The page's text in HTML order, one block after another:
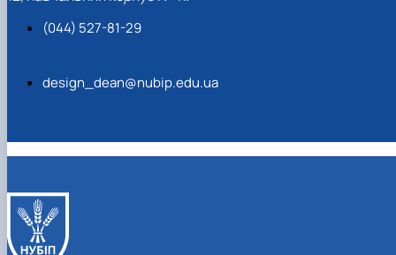
(044) 527-81-29
design_dean@nubip.edu.ua